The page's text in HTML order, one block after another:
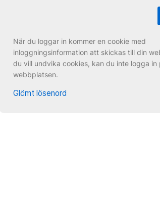
När du loggar in kommer en cookie med
inloggningsinformation att skickas till din
du vill undvika cookies, kan du inte logga in
webbplatsen.
Glömt lösenord